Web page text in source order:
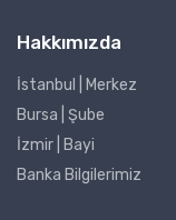
Hakkımızda
İstanbul | Merkez
Bursa | Şube
İzmir | Bayi
Banka Bilgilerimiz